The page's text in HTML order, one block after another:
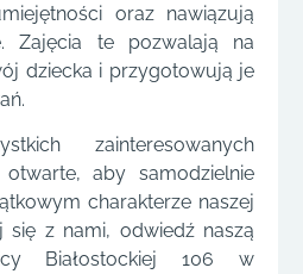
oraz nawiązują
Zajęcia te pozwalają na
dziecka i przygotowują je
zainteresowanych
aby samodzielnie
charakterze naszej
się z nami, odwiedź naszą
Białostockiej 106 w